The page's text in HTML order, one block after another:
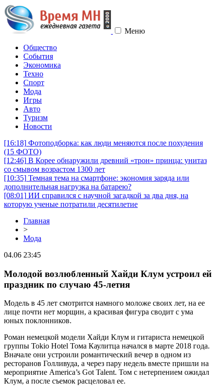
Меню
Общество
События
Экономика
Техно
Спорт
Мода
Игры
Авто
Туризм
Новости
[16:18] Фотоподборка: как люди меняются после похудения
(15 ФОТО)
[12:46] В Корее обнаружили древний «трон» принца: унитаз
со смывом возрастом 1300 лет
[10:35] Темная тема на смартфоне: экономия заряда или
дополнительная нагрузка на батарею?
[08:01] ИИ справился с научной загадкой за два дня, на
которую ученые потратили десятилетие
Главная
>
Мода
04.06 23:45
Молодой возлюбленный Хайди Клум устроил ей
праздник по случаю 45-летия
Модель в 45 лет смотрится намного моложе своих лет, на ее
лице почти нет морщин, а красивая фигура сводит с ума
юных поклонников.
Роман немецкой модели Хайди Клум и гитариста немецкой
группы Tokio Hotel Тома Каулитца начался в марте 2018 года.
Вначале они устроили романтический вечер в одном из
ресторанов Голливуда, а через пару недель вместе пришли на
мероприятие America’s Got Talent. Том с нетерпением ожидал
Клум, а после съемок расцеловал ее.